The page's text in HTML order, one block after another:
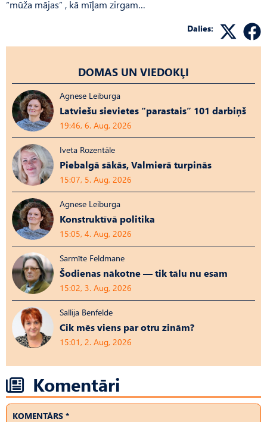
“mūža mājas” , kā mīļam zirgam…
Dalies:
DOMAS UN VIEDOKĻI
Agnese Leiburga
Latviešu sievietes “parastais” 101 darbiņš
19:46, 6. Aug, 2026
Iveta Rozentāle
Piebalgā sākās, Valmierā turpinās
15:07, 5. Aug, 2026
Agnese Leiburga
Konstruktīvā politika
15:05, 4. Aug, 2026
Sarmīte Feldmane
Šodienas nākotne — tik tālu nu esam
15:02, 3. Aug, 2026
Sallija Benfelde
Cik mēs viens par otru zinām?
15:01, 2. Aug, 2026
Komentāri
KOMENTĀRS *